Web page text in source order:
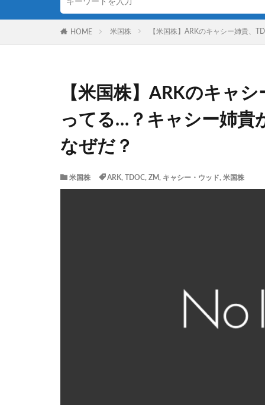
HOME 米国株 【米国株】ARKのキャシー姉貴、
【米国株】ARKのキャ
ってる…？キャシー姉貴
なぜだ？
米国株 ARK, TDOC, ZM, キャシー・ウッド, 米国株